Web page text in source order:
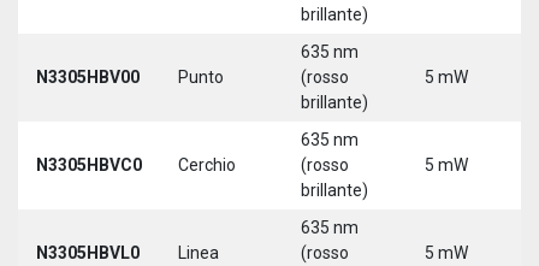
brillante)
N3305HBV00 Punto
635 nm
(rosso
brillante)
5 mW
N3305HBVC0 Cerchio
635 nm
(rosso
brillante)
5 mW
N3305HBVL0 Linea
635 nm
(rosso
5 mW